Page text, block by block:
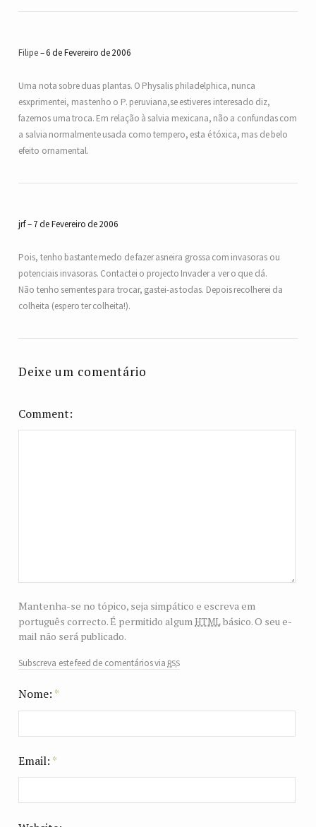
Filipe 6 de Fevereiro de 2006
Uma nota sobre duas plantas. O Physalis philadelphica, nunca
esxprimentei, mas tenho o P. peruviana,se estiveres interesado diz,
fazemos uma troca. Em relação à salvia mexicana, não a confundas com
a salvia normalmente usada como tempero, esta é tóxica, mas de belo
efeito ornamental.
jrf 7 de Fevereiro de 2006
Pois, tenho bastante medo de fazer asneira grossa com invasoras ou
potenciais invasoras. Contactei o projecto Invader a ver o que dá.
Não tenho sementes para trocar, gastei-as todas. Depois recolherei da
colheita (espero ter colheita!).
Deixe um comentário
Comment
Mantenha-se no tópico, seja simpático e escreva em
português correcto. É permitido algum htmlbásico. O seu e-
mail não será publicado.
Subscreva este feed de comentários via rss
Nome: *
Email: *